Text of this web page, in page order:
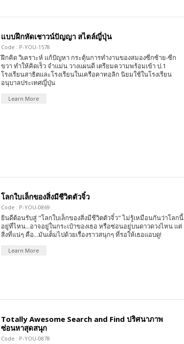
แบบฝึกหัดเชาวน์ปัญญา สไตล์ญี่ปุ่น
Code : P-YOU-1578
ฝึกคิด วิเคราะห์ แก้ปัญหา กระตุ้นการทำงานของสมองซีกซ้าย-ซีก
ขวา ทำให้คิดเร็ว จำแม่น วางแผนดี เตรียมความพร้อมเข้า ป.1
โรงเรียนสาธิตและโรงเรียนในเครือคาทอลิก นิยมใช้ในโรงเรียน
อนุบาลประเทศญี่ปุ่น
Learn More
โลกใบเล็กของสิ่งมีชีวิตตัวจิ๋ว
Code : P-YOU-0869
ยินดีต้อนรับสู่ "โลกใบเล็กของสิ่งมีชีวิตตัวจิ๋ว" ไม่รู้เหมือนกันว่าโลกนี้
อยู่ที่ไหน...อาจอยู่ในกระเป๋าของเธอ หรือซ่อนอยู่บนดาวดวงไหน แต่
สิ่งที่แน่ๆ คือ...มันเต็มไปด้วยเรื่องราวสนุกๆ ที่รอให้เธอแอบดู!
Learn More
Totally Awesome Search and Find ปริศนาภาพ
ซ่อนหาสุดสนุก
Code : P-YOU-0878